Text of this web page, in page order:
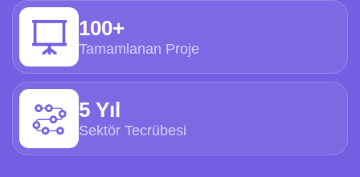
100+
Tamamlanan Proje
5 Yıl
Sektör Tecrübesi